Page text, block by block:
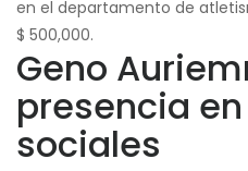
en el departamento de
$ 500,000.
Geno
presencia
sociales